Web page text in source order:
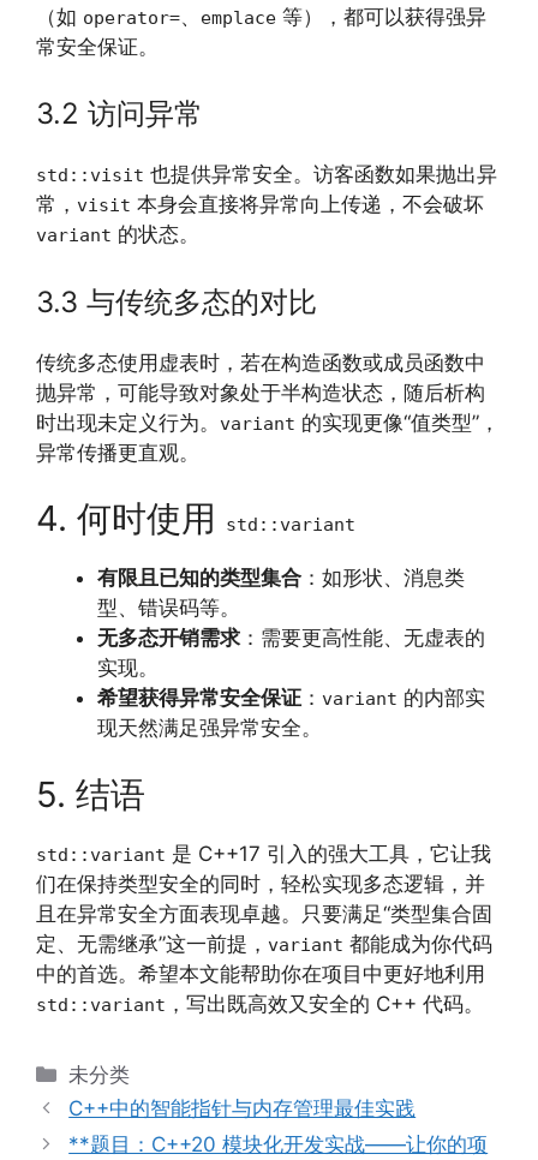
（如 operator=、 emplace 等），都可以获得强异
常安全保证。
3.2 访问异常
std::visit 也提供异常安全。访客函数如果抛出异
常， visit 本身会直接将异常向上传递，不会破坏
variant 的状态。
3.3 与传统多态的对比
传统多态使用虚表时，若在构造函数或成员函数中
抛异常，可能导致对象处于半构造状态，随后析构
时出现未定义行为。
variant 的实现更像“值类型”，
异常传播更直观。
4. 何时使用 std::variant
有限且已知的类型集合 ：如形状、消息类
型、错误码等。
无多态开销需求 ：需要更高性能、无虚表的
实现。
希望获得异常安全保证 ： variant 的内部实
现天然满足强异常安全。
5. 结语
std::variant 是 C++17 引入的强大工具，它让我
们在保持类型安全的同时，轻松实现多态逻辑，并
且在异常安全方面表现卓越。只要满足“类型集合固
定、无需继承”这一前提， variant 都能成为你代码
中的首选。希望本文能帮助你在项目中更好地利用
std::variant ，写出既高效又安全的 C++ 代码。
分
类
未分类
C++中的智能指针与内存管理最佳实践
**题目：C++20 模块化开发实战——让你的项